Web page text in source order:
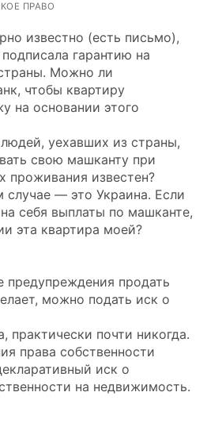
ПРАВО
известно (есть письмо),
гарантию на
Можно ли
чтобы квартиру
на основании этого
уехавших из страны,
свою машканту при
проживания известен?
случае — это Украина. Если
себя выплаты по машканте,
эта квартира моей?
предупреждения продать
можно подать иск о
практически почти никогда.
права собственности
иск о
на недвижимость.